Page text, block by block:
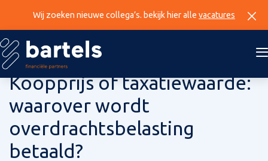
Wij zoeken nieuwe collega’s. bekijk hier alle vacatures
26 september 2024
Koopprijs of taxatiewaarde:
waarover wordt
overdrachtsbelasting
betaald?